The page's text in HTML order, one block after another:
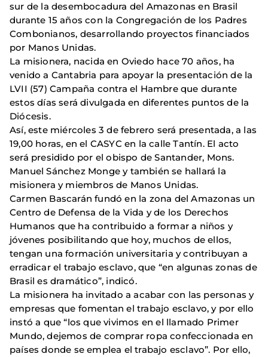
sur de la desembocadura del Amazonas en Brasil
durante 15 años con la Congregación de los Padres
Combonianos, desarrollando proyectos financiados
por Manos Unidas.
La misionera, nacida en Oviedo hace 70 años, ha
venido a Cantabria para apoyar la presentación de la
LVII (57) Campaña contra el Hambre que durante
estos días será divulgada en diferentes puntos de la
Diócesis.
Así, este miércoles 3 de febrero será presentada, a las
19,00 horas, en el CASYC en la calle Tantín. El acto
será presidido por el obispo de Santander, Mons.
Manuel Sánchez Monge y también se hallará la
misionera y miembros de Manos Unidas.
Carmen Bascarán fundó en la zona del Amazonas un
Centro de Defensa de la Vida y de los Derechos
Humanos que ha contribuido a formar a niños y
jóvenes posibilitando que hoy, muchos de ellos,
tengan una formación universitaria y contribuyan a
erradicar el trabajo esclavo, que “en algunas zonas de
Brasil es dramático”, indicó.
La misionera ha invitado a acabar con las personas y
empresas que fomentan el trabajo esclavo, y por ello
instó a que “los que vivimos en el llamado Primer
Mundo, dejemos de comprar ropa confeccionada en
países donde se emplea el trabajo esclavo”. Por ello,